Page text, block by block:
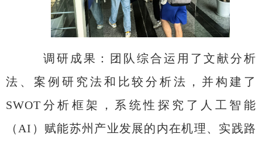
调研成果 ：
团队综合运用了文献分析
法、案例研究法和比较分析法，并构建了
SWOT 分析框架，系统性探究了人工智能
（ AI ）赋能苏州产业发展的内在机理、实践路